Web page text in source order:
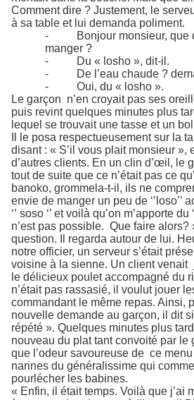
Comment dire ? Justement, le
à sa table et lui demanda poliment.
-
Bonjour monsieur, que
manger ?
-
Du « losho », dit-il.
-
De l’eau chaude ?
-
Oui, du « losho ».
Le garçon n’en croyait pas ses
puis revint quelques minutes plus
lequel se trouvait une tasse et un
Il le posa respectueusement sur la
disant : « S’il vous plait monsieur »,
d’autres clients. En un clin d’œil, le
tout de suite que ce n’était pas ce
banoko, grommela-t-il, ils ne
envie de manger un peu de ‘’loso’’
‘’ soso ‘’ et voilà qu’on m’apporte du
n’est pas possible. Que faire
question. Il regarda autour de lui.
notre officier, un serveur s’était
voisine à la sienne. Un client venait
le délicieux poulet accompagné du
n’était pas rassasié, il voulut jouer
commandant le même repas. Ainsi,
nouvelle demande au garçon, il dit
répété ». Quelques minutes plus
nouveau du plat tant convoité par le
que l’odeur savoureuse de ce
narines du généralissime qui
pourlécher les babines.
« Enfin, il était temps. Voilà que j’ai